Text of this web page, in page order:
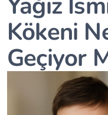
Kökeni
Geçiyor